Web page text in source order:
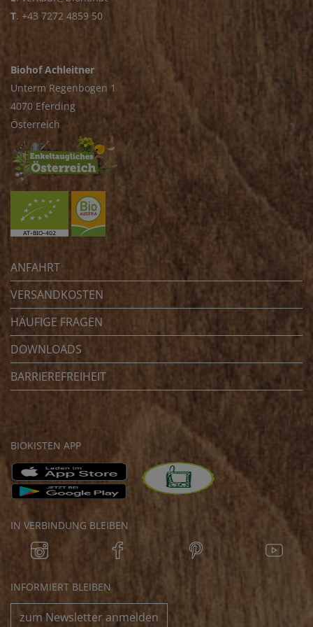
T. +43 7272 4859 50
Biohof Achleitner
Unterm Regenbogen 1
4070 Eferding
Österreich
ANFAHRT
VERSANDKOSTEN
HÄUFIGE FRAGEN
DOWNLOADS
BARRIEREFREIHEIT
BIOKISTEN APP
IN VERBINDUNG BLEIBEN
INFORMIERT BLEIBEN
zum Newsletter anmelden